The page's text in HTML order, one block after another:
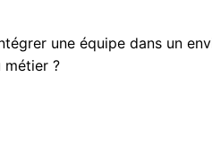
une équipe dans un
métier ?